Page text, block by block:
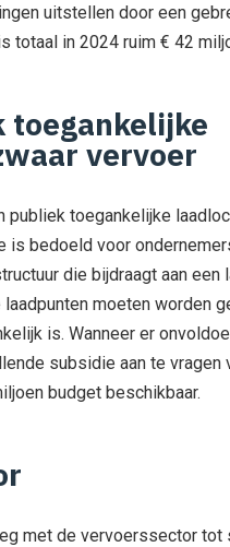
uitstellen door een
totaal in 2024 ruim € 42
toegankelijke
vervoer
publiek toegankelijke
bedoeld voor
die bijdraagt aan een
moeten worden
is. Wanneer er
subsidie aan te vragen
budget beschikbaar.
met de vervoerssector tot